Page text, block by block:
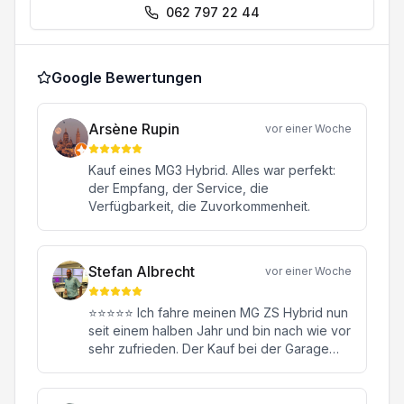
062 797 22 44
Google Bewertungen
Arsène Rupin vor einer Woche
Kauf eines MG3 Hybrid. Alles war perfekt:
der Empfang, der Service, die
Verfügbarkeit, die Zuvorkommenheit.
Stefan Albrecht vor einer Woche
⭐⭐⭐⭐⭐ Ich fahre meinen MG ZS Hybrid nun
seit einem halben Jahr und bin nach wie vor
sehr zufrieden. Der Kauf bei der Garage
Ende eine rundum positive Erfahrung.